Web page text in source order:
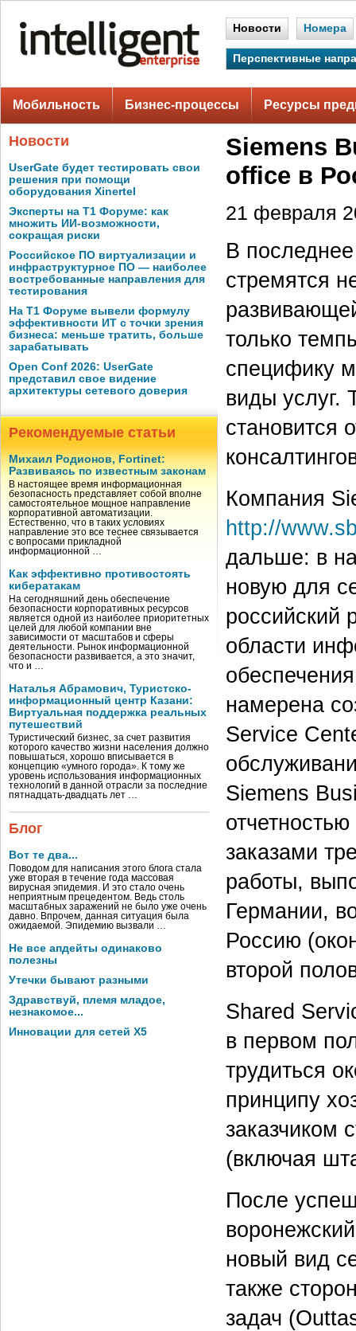
Новости Номера
Перспективные
Мобильность Бизнес-процессы Ресурсы
Новости
UserGate будет тестировать свои
решения при помощи
оборудования Xinertel
Эксперты на Т1 Форуме: как
множить ИИ-возможности,
сокращая риски
Российское ПО виртуализации и
инфраструктурное ПО — наиболее
востребованные направления для
тестирования
На Т1 Форуме вывели формулу
эффективности ИТ с точки зрения
бизнеса: меньше тратить, больше
зарабатывать
Open Conf 2026: UserGate
представил свое видение
архитектуры сетевого доверия
Рекомендуемые статьи
Михаил Родионов, Fortinet:
Развиваясь по известным законам
В настоящее время информационная
безопасность представляет собой вполне
самостоятельное мощное направление
корпоративной автоматизации.
Естественно, что в таких условиях
направление это все теснее связывается
с вопросами прикладной
информационной …
Как эффективно противостоять
кибератакам
На сегодняшний день обеспечение
безопасности корпоративных ресурсов
является одной из наиболее приоритетных
целей для любой компании вне
зависимости от масштабов и сферы
деятельности. Рынок информационной
безопасности развивается, а это значит,
что и …
Наталья Абрамович, Туристско-
информационный центр Казани:
Виртуальная поддержка реальных
путешествий
Туристический бизнес, за счет развития
которого качество жизни населения должно
повышаться, хорошо вписывается в
концепцию «умного города». К тому же
уровень использования информационных
технологий в данной отрасли за последние
пятнадцать-двадцать лет …
Блог
Вот те два...
Поводом для написания этого блога стала
уже вторая в течение года массовая
вирусная эпидемия. И это стало очень
неприятным прецедентом. Ведь столь
масштабных заражений не было уже очень
давно. Впрочем, данная ситуация была
ожидаемой. Эпидемию вызвали …
Не все апдейты одинаково
полезны
Утечки бывают разными
Здравствуй, племя младое,
незнакомое...
Инновации для сетей X5
Siemens
office в
21 февраля
В
стремятся
только
специфику
виды услуг.
становится
Компания
http://
дальше: в
новую для
российский
области
намерена
Service
Siemens
заказами
работы,
Германии,
Россию
второй
Shared
в первом
трудиться
принципу
заказчиком
(включая
После
новый вид
также
задач